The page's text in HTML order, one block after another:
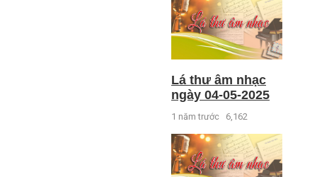
Lá thư âm nhạc
ngày 04-05-2025
1 năm trước 6,162